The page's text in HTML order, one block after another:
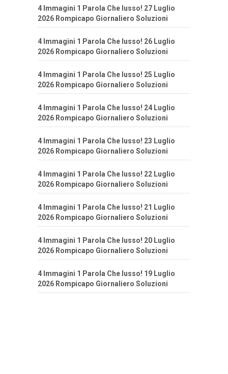
4 Immagini 1 Parola Che lusso! 27 Luglio
2026 Rompicapo Giornaliero Soluzioni
4 Immagini 1 Parola Che lusso! 26 Luglio
2026 Rompicapo Giornaliero Soluzioni
4 Immagini 1 Parola Che lusso! 25 Luglio
2026 Rompicapo Giornaliero Soluzioni
4 Immagini 1 Parola Che lusso! 24 Luglio
2026 Rompicapo Giornaliero Soluzioni
4 Immagini 1 Parola Che lusso! 23 Luglio
2026 Rompicapo Giornaliero Soluzioni
4 Immagini 1 Parola Che lusso! 22 Luglio
2026 Rompicapo Giornaliero Soluzioni
4 Immagini 1 Parola Che lusso! 21 Luglio
2026 Rompicapo Giornaliero Soluzioni
4 Immagini 1 Parola Che lusso! 20 Luglio
2026 Rompicapo Giornaliero Soluzioni
4 Immagini 1 Parola Che lusso! 19 Luglio
2026 Rompicapo Giornaliero Soluzioni